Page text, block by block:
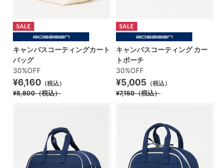
キャンバスコーティングカート
バッグ
30%OFF
¥6,160 （税込）
¥8,800（税込）
キャンバスコーティング カー
トポーチ
30%OFF
¥5,005 （税込）
¥7,150（税込）